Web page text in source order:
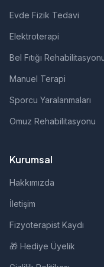
Evde Fizik Tedavi
Elektroterapi
Bel Fıtığı
Manuel Terapi
Sporcu Yaralanmaları
Omuz Rehabilitasyonu
Kurumsal
Hakkımızda
İletişim
Fizyoterapist Kaydı
🎁 Hediye Üyelik